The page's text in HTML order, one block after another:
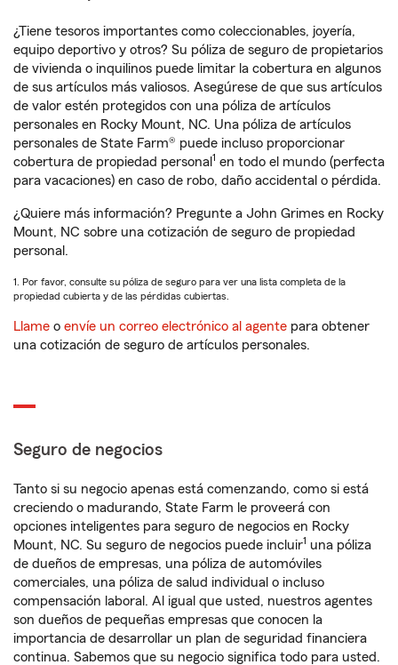
¿Tiene tesoros importantes como coleccionables, joyería,
equipo deportivo y otros? Su póliza de seguro de propietarios
de vivienda o inquilinos puede limitar la cobertura en algunos
de sus artículos más valiosos. Asegúrese de que sus artículos
de valor estén protegidos con una póliza de artículos
personales en Rocky Mount, NC. Una póliza de artículos
personales de State Farm® puede incluso proporcionar
cobertura de propiedad personal 1 en todo el mundo (perfecta
para vacaciones) en caso de robo, daño accidental o pérdida.
¿Quiere más información? Pregunte a John Grimes en Rocky
Mount, NC sobre una cotización de seguro de propiedad
personal.
1. Por favor, consulte su póliza de seguro para ver una lista completa de la
propiedad cubierta y de las pérdidas cubiertas.
Llame o envíe un correo electrónico al agente para obtener
una cotización de seguro de artículos personales.
Seguro de negocios
Tanto si su negocio apenas está comenzando, como si está
creciendo o madurando, State Farm le proveerá con
opciones inteligentes para seguro de negocios en Rocky
Mount, NC. Su seguro de negocios puede incluir1 una póliza
de dueños de empresas, una póliza de automóviles
comerciales, una póliza de salud individual o incluso
compensación laboral. Al igual que usted, nuestros agentes
son dueños de pequeñas empresas que conocen la
importancia de desarrollar un plan de seguridad financiera
continua. Sabemos que su negocio significa todo para usted.